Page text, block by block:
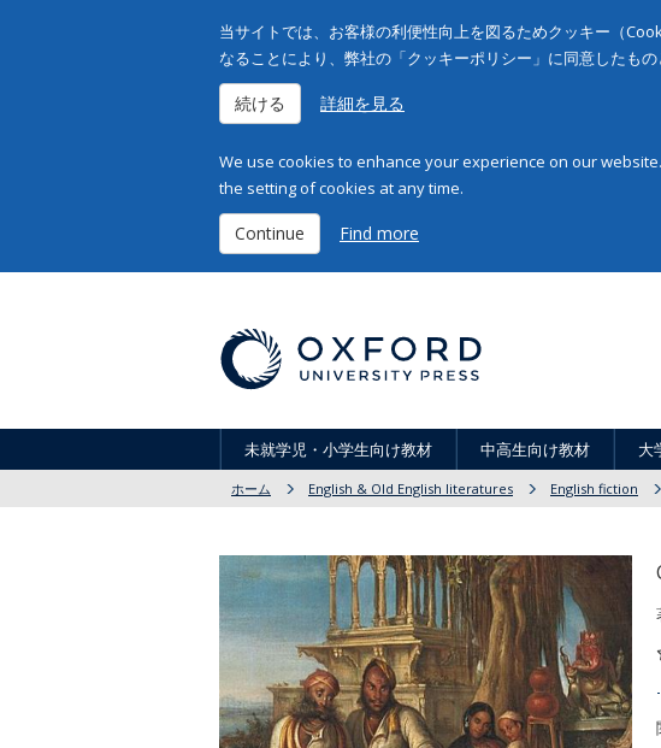
当サイトでは、お客様の利便性向上を図るためクッキー（
なることにより、弊社の「クッキーポリシー」に同意したも
続ける 詳細を見る
We use cookies to enhance your experience on our
the setting of cookies at any time.
Continue Find more
未就学児・小学生向け教材 中高生向け教材 大
ホーム English & Old English literatures English fiction